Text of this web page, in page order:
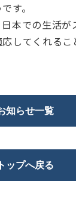
す。
本での生活が
してくれるこ
知らせ一覧
トップへ戻る